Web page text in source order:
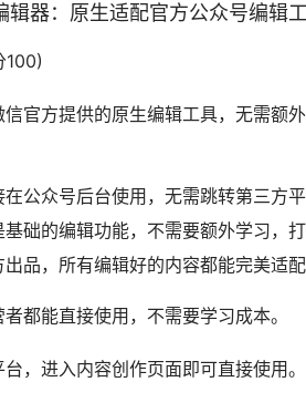
器：原生适配官方公众号编辑
100)
官方提供的原生编辑工具，无需额
公众号后台使用，无需跳转第三方
础的编辑功能，不需要额外学习，打
品，所有编辑好的内容都能完美适
都能直接使用，不需要学习成本。
，进入内容创作页面即可直接使用。